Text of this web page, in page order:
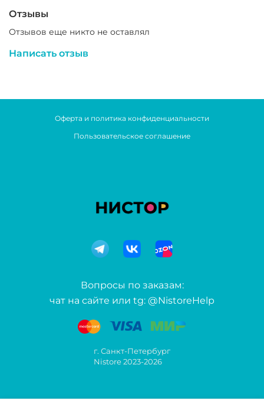
Отзывы
Отзывов еще никто не оставлял
Написать отзыв
Оферта и политика конфиденциальности
Пользовательское соглашение
Вопросы по заказам:
чат на сайте или tg: @NistoreHelp
г. Санкт-Петербург
Nistore 2023-2026